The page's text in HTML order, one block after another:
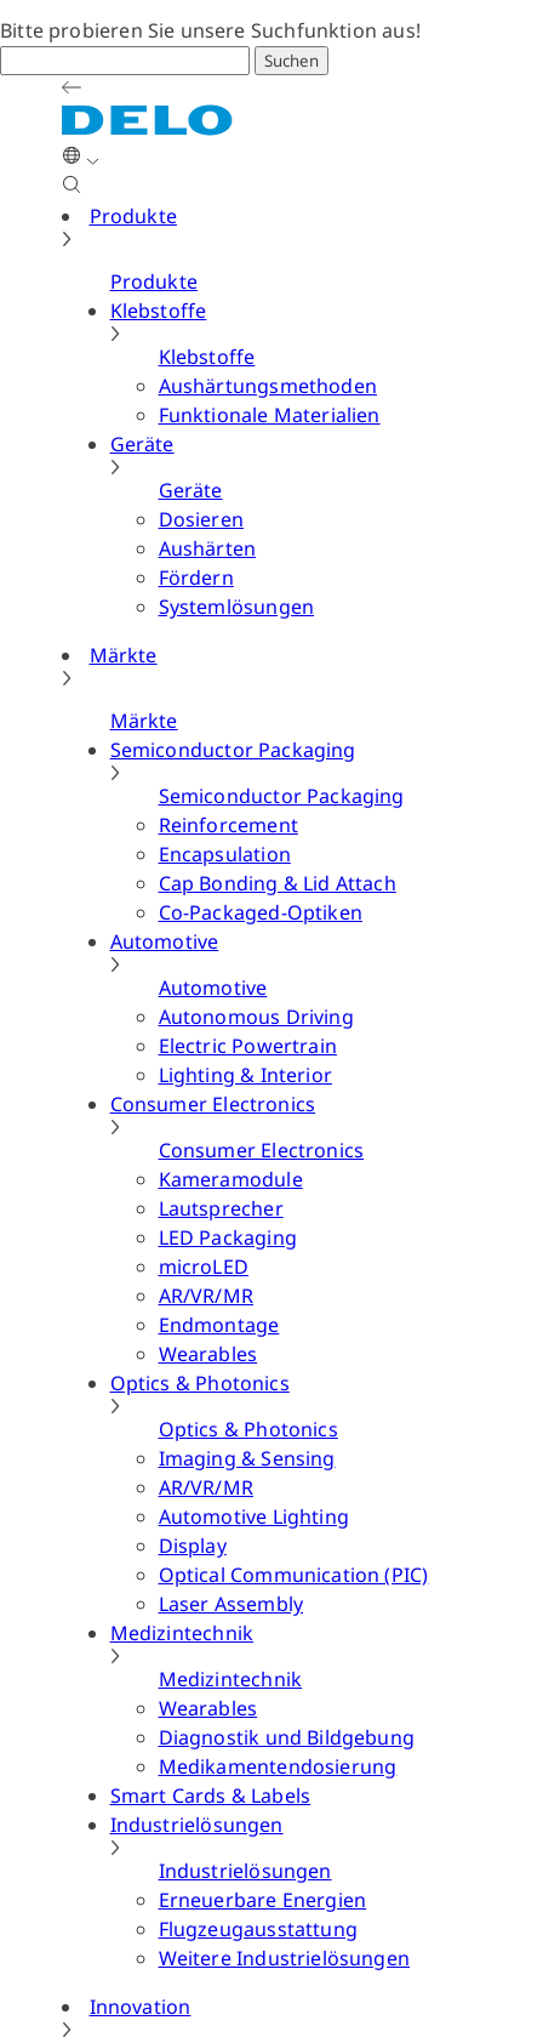
Bitte probieren Sie unsere Suchfunktion aus!
Suchen
Produkte
Produkte
Klebstoffe
Klebstoffe
Aushärtungsmethoden
Funktionale Materialien
Geräte
Geräte
Dosieren
Aushärten
Fördern
Systemlösungen
Märkte
Märkte
Semiconductor Packaging
Semiconductor Packaging
Reinforcement
Encapsulation
Cap Bonding & Lid Attach
Co-Packaged-Optiken
Automotive
Automotive
Autonomous Driving
Electric Powertrain
Lighting & Interior
Consumer Electronics
Consumer Electronics
Kameramodule
Lautsprecher
LED Packaging
microLED
AR/VR/MR
Endmontage
Wearables
Optics & Photonics
Optics & Photonics
Imaging & Sensing
AR/VR/MR
Automotive Lighting
Display
Optical Communication (PIC)
Laser Assembly
Medizintechnik
Medizintechnik
Wearables
Diagnostik und Bildgebung
Medikamentendosierung
Smart Cards & Labels
Industrielösungen
Industrielösungen
Erneuerbare Energien
Flugzeugausstattung
Weitere Industrielösungen
Innovation